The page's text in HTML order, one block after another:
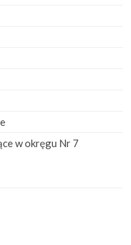
w okręgu Nr 7